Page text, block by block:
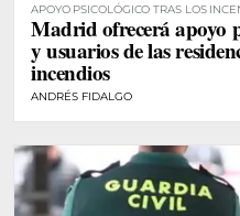
APOYO PSICOLÓGICO TRAS LOS
Madrid ofrecerá apoyo
y usuarios de las
incendios
ANDRÉS FIDALGO